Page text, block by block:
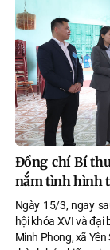
Đồng chí Bí
nắm tình hình
Ngày 15/3, ngay
hội khóa XVI và đại
Minh Phong, xã